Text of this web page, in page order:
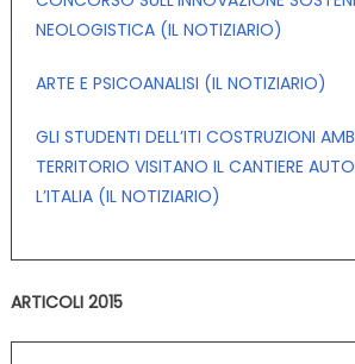
NEOLOGISTICA (IL NOTIZIARIO)
ARTE E PSICOANALISI (IL NOTIZIARIO)
GLI STUDENTI DELL’ITI COSTRUZIONI
TERRITORIO VISITANO IL CANTIERE
L’ITALIA (IL NOTIZIARIO)
ARTICOLI 2015